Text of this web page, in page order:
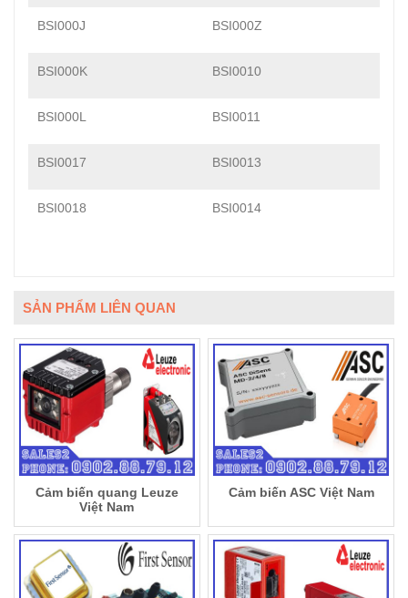
BSI000J BSI000Z
BSI000K BSI0010
BSI000L BSI0011
BSI0017 BSI0013
BSI0018 BSI0014
SẢN PHẨM LIÊN QUAN
Cảm biến quang Leuze
Việt Nam
Cảm biến ASC Việt Nam